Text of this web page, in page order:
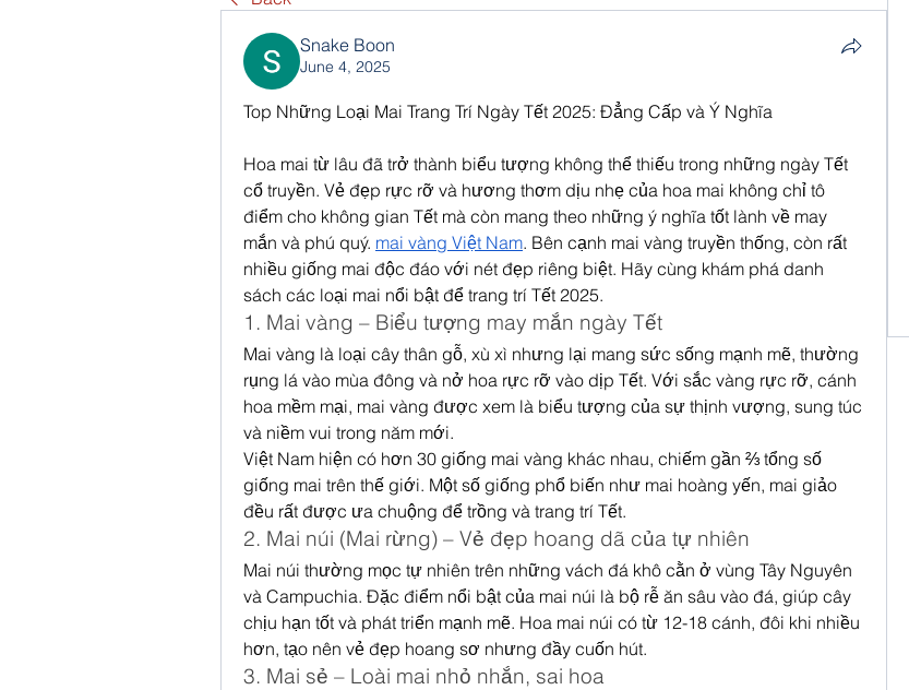
Snake Boon
June 4, 2025
Top Những Loại Mai Trang Trí Ngày Tết 2025: Đẳng Cấp và Ý Nghĩa
Hoa mai từ lâu đã trở thành biểu tượng không thể thiếu trong những ngày Tết
cổ truyền. Vẻ đẹp rực rỡ và hương thơm dịu nhẹ của hoa mai không chỉ tô
điểm cho không gian Tết mà còn mang theo những ý nghĩa tốt lành về may
mắn và phú quý. mai vàng Việt Nam. Bên cạnh mai vàng truyền thống, còn rất
nhiều giống mai độc đáo với nét đẹp riêng biệt. Hãy cùng khám phá danh
sách các loại mai nổi bật để trang trí Tết 2025.
1. Mai vàng – Biểu tượng may mắn ngày Tết
Mai vàng là loại cây thân gỗ, xù xì nhưng lại mang sức sống mạnh mẽ, thường
rụng lá vào mùa đông và nở hoa rực rỡ vào dịp Tết. Với sắc vàng rực rỡ, cánh
hoa mềm mại, mai vàng được xem là biểu tượng của sự thịnh vượng, sung túc
và niềm vui trong năm mới.
Việt Nam hiện có hơn 30 giống mai vàng khác nhau, chiếm gần ⅔ tổng số
giống mai trên thế giới. Một số giống phổ biến như mai hoàng yến, mai giảo
đều rất được ưa chuộng để trồng và trang trí Tết.
2. Mai núi (Mai rừng) – Vẻ đẹp hoang dã của tự nhiên
Mai núi thường mọc tự nhiên trên những vách đá khô cằn ở vùng Tây Nguyên
và Campuchia. Đặc điểm nổi bật của mai núi là bộ rễ ăn sâu vào đá, giúp cây
chịu hạn tốt và phát triển mạnh mẽ. Hoa mai núi có từ 12-18 cánh, đôi khi nhiều
hơn, tạo nên vẻ đẹp hoang sơ nhưng đầy cuốn hút.
3. Mai sẻ – Loài mai nhỏ nhắn, sai hoa